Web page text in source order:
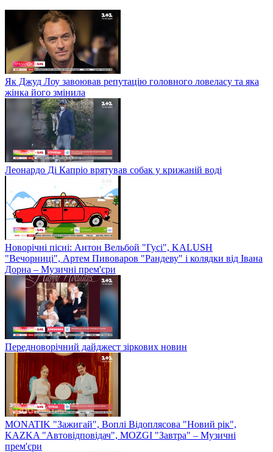
Як Джуд Лоу завоював репутацію головного ловеласу та яка
жінка його змінила
Леонардо Ді Капріо врятував собак у крижаній воді
Новорічні пісні: Антон Вельбой "Гусі", KALUSH
"Вечорниці", Артем Пивоваров "Рандеву" і колядки від Івана
Дорна – Музичні прем'єри
Передноворічний дайджест зіркових новин
MONATIK "Зажигай", Воплі Відоплясова "Новий рік",
KAZKA "Автовідповідач", MOZGI "Завтра" – Музичні
прем'єри